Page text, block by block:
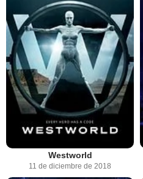
Westworld
11 de diciembre de 2018